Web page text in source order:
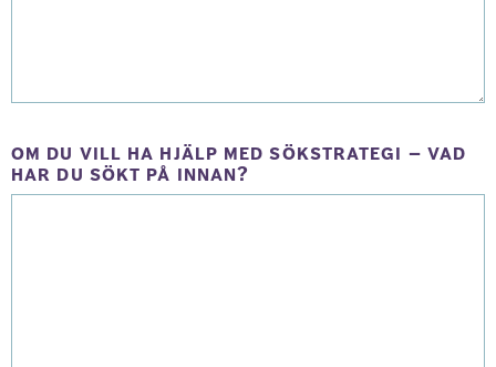
om du vill ha hjälp med sökstrategi – vad
har du sökt på innan?